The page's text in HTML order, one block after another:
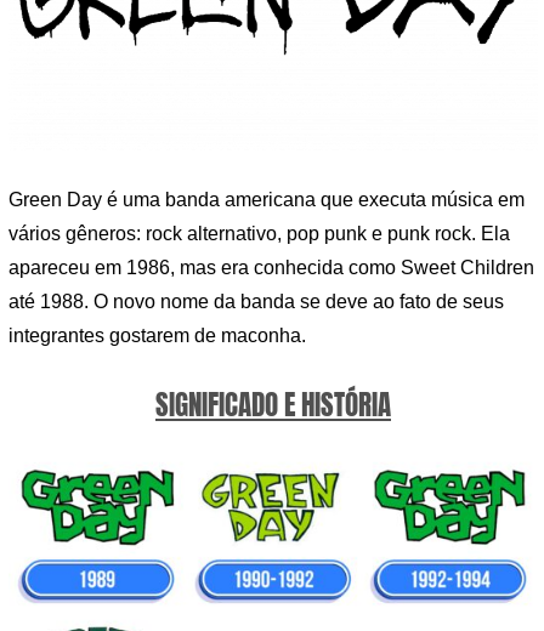
Green Day é uma banda americana que executa música em
vários gêneros: rock alternativo, pop punk e punk rock. Ela
apareceu em 1986, mas era conhecida como Sweet Children
até 1988. O novo nome da banda se deve ao fato de seus
integrantes gostarem de maconha.
SIGNIFICADO E HISTÓRIA